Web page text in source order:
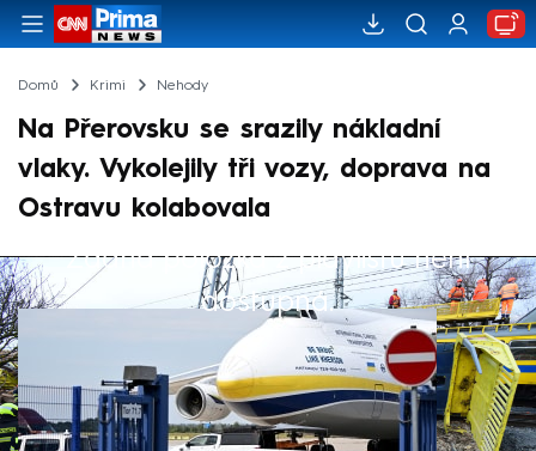
Domů Krimi Nehody
Na Přerovsku se srazily nákladní
vlaky. Vykolejily tři vozy, doprava na
Ostravu kolabovala
Žádná položka z playlistu není
dostupná.
Výběr redakce